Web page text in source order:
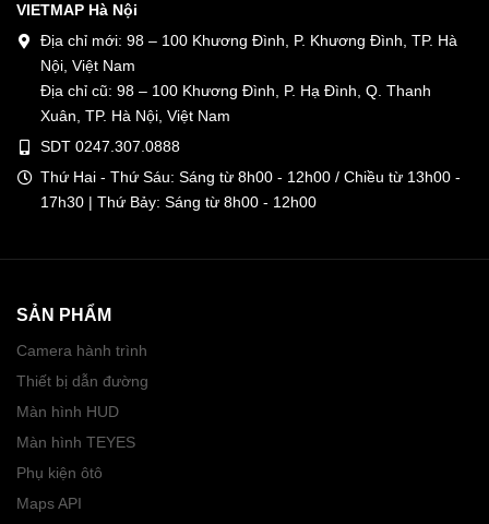
VIETMAP Hà Nội
Địa chỉ mới: 98 – 100 Khương Đình, P. Khương Đình, TP. Hà
Nội, Việt Nam
Địa chỉ cũ: 98 – 100 Khương Đình, P. Hạ Đình, Q. Thanh
Xuân, TP. Hà Nội, Việt Nam
SDT 0247.307.0888
Thứ Hai - Thứ Sáu: Sáng từ 8h00 - 12h00 / Chiều từ 13h00 -
17h30 | Thứ Bảy: Sáng từ 8h00 - 12h00
SẢN PHẨM
Camera hành trình
Thiết bị dẫn đường
Màn hình HUD
Màn hình TEYES
Phụ kiện ôtô
Maps API